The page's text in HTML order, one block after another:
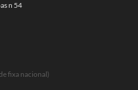
n 54
fixa nacional)